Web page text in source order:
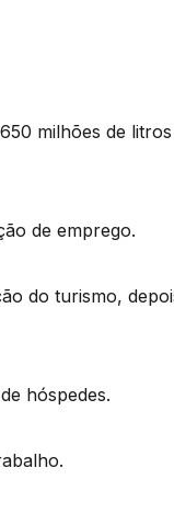
milhões de
de emprego.
do turismo,
hóspedes.